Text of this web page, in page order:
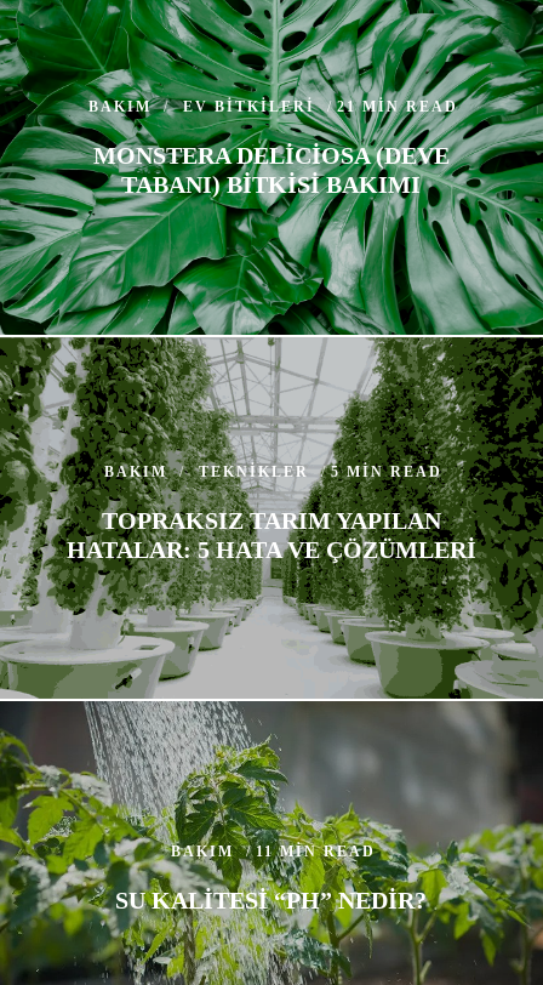
BAKIM EV BITKILERI 21 MIN READ
MONSTERA DELICIOSA (DEVE
TABANI) BITKISI BAKIMI
BAKIM TEKNIKLER 5 MIN READ
TOPRAKSIZ TARIM YAPILAN
HATALAR: 5 HATA VE ÇÖZÜMLERI
BAKIM 11 MIN READ
SU KALITESI “PH” NEDIR?